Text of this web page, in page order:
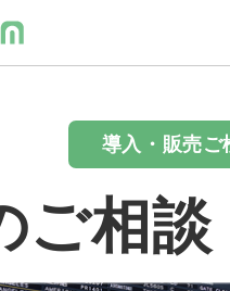
導入・販売ご
ご相